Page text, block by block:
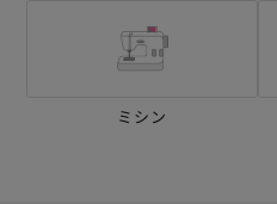
ミシン